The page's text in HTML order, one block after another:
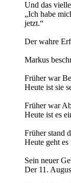
Und das
„Ich habe
jetzt.“
Der wahre
Markus
Früher war
Heute ist sie
Früher war
Heute ist es
Früher stand
Heute geht
Sein neuer
Der 11.